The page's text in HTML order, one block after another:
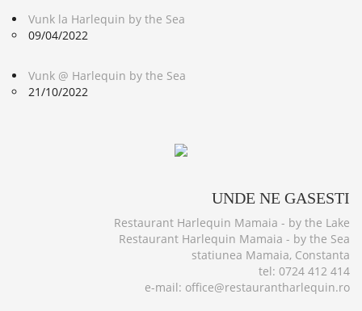
Vunk la Harlequin by the Sea
09/04/2022
Vunk @ Harlequin by the Sea
21/10/2022
UNDE NE GASESTI
Restaurant Harlequin Mamaia - by the Lake
Restaurant Harlequin Mamaia - by the Sea
statiunea Mamaia, Constanta
tel: 0724 412 414
e-mail: office@restaurantharlequin.ro